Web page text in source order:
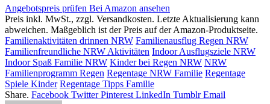
Angebotspreis prüfen Bei Amazon ansehen
Preis inkl. MwSt., zzgl. Versandkosten. Letzte Aktualisierung kann
abweichen. Maßgeblich ist der Preis auf der Amazon-Produktseite.
Familienaktivitäten drinnen NRW Familienausflug Regen NRW
Familienfreundliche NRW Aktivitäten Indoor Ausflugsziele NRW
Indoor Spaß Familie NRW Kinder bei Regen NRW NRW
Familienprogramm Regen Regentage NRW Familie Regentage
Spiele Kinder Regentage Tipps Familie
Share. Facebook Twitter Pinterest LinkedIn Tumblr Email